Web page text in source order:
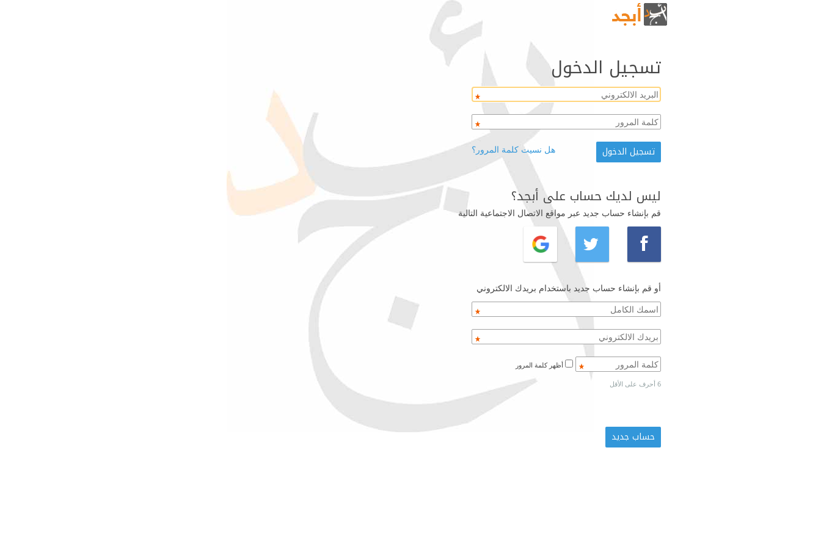
تسجيل الدخول
هل نسيت كلمة المرور؟
ليس لديك حساب على أبجد؟
قم بإنشاء حساب جديد عبر مواقع الاتصال الاجتماعية التالية
أو قم بإنشاء حساب جديد باستخدام بريدك الالكتروني
6 أحرف على الأقل